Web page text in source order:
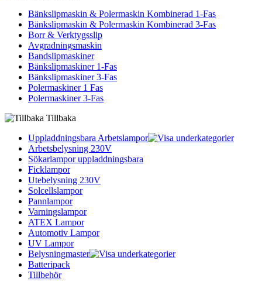
Bänkslipmaskin & Polermaskin Kombinerad 1-Fas
Bänkslipmaskin & Polermaskin Kombinerad 3-Fas
Borr & Verktygsslip
Avgradningsmaskin
Bandslipmaskiner
Bänkslipmaskiner 1-Fas
Bänkslipmaskiner 3-Fas
Polermaskiner 1 Fas
Polermaskiner 3-Fas
Tillbaka
Uppladdningsbara Arbetslampor
Arbetsbelysning 230V
Sökarlampor uppladdningsbara
Ficklampor
Utebelysning 230V
Solcellslampor
Pannlampor
Varningslampor
ATEX Lampor
Automotiv Lampor
UV Lampor
Belysningmaster
Batteripack
Tillbehör